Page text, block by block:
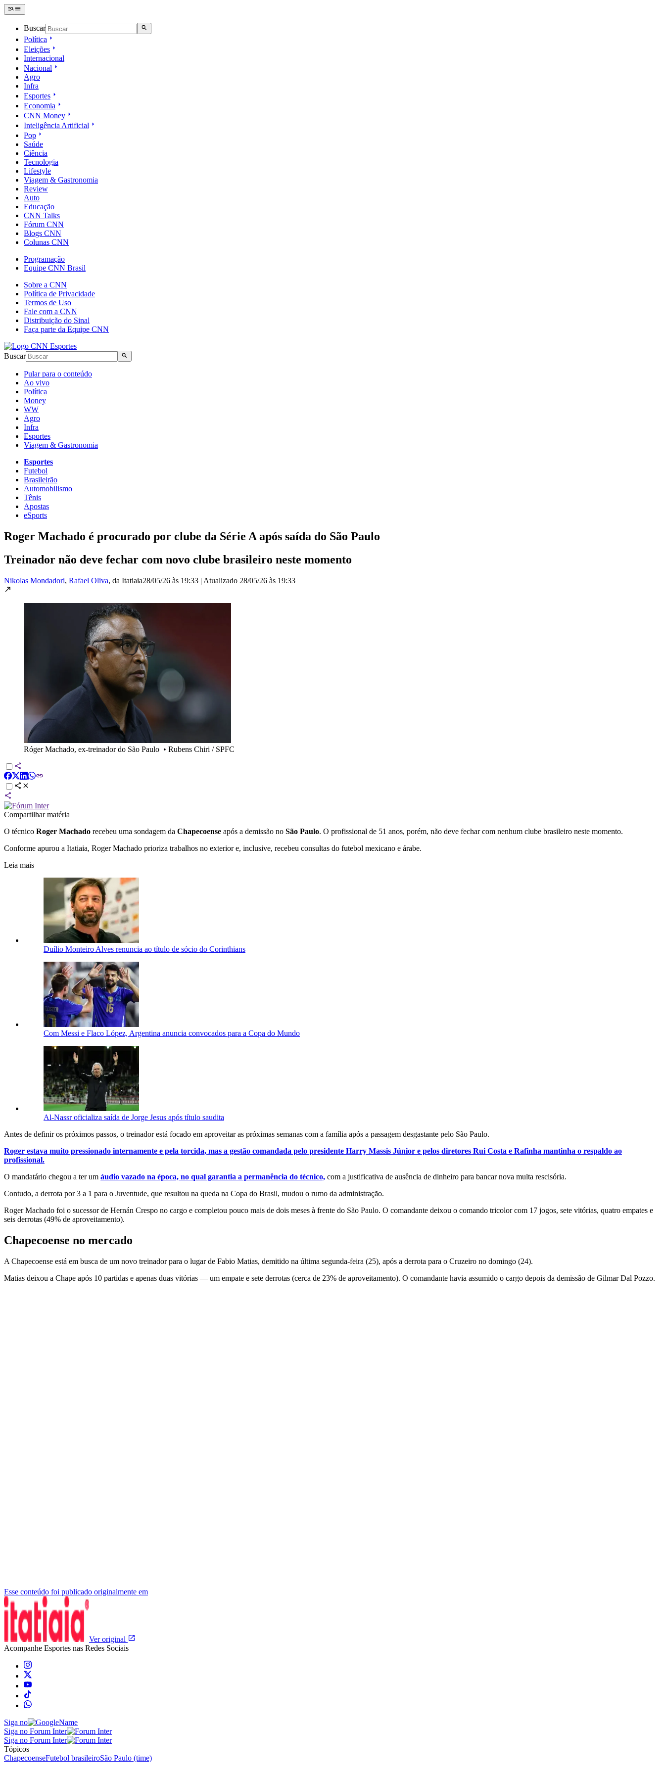
Buscar
Política
Eleições
Internacional
Nacional
Agro
Infra
Esportes
Economia
CNN Money
Inteligência Artificial
Pop
Saúde
Ciência
Tecnologia
Lifestyle
Viagem & Gastronomia
Review
Auto
Educação
CNN Talks
Fórum CNN
Blogs CNN
Colunas CNN
Programação
Equipe CNN Brasil
Sobre a CNN
Política de Privacidade
Termos de Uso
Fale com a CNN
Distribuição do Sinal
Faça parte da Equipe CNN
Buscar
Pular para o conteúdo
Ao vivo
Política
Money
WW
Agro
Infra
Esportes
Viagem & Gastronomia
Esportes
Futebol
Brasileirão
Automobilismo
Tênis
Apostas
eSports
Roger Machado é procurado por clube da Série A após saída do São Paulo
Treinador não deve fechar com novo clube brasileiro neste momento
Nikolas Mondadori, Rafael Oliva, da Itatiaia28/05/26 às 19:33 | Atualizado 28/05/26 às 19:33
Róger Machado, ex-treinador do São Paulo • Rubens Chiri / SPFC
Compartilhar matéria
O técnico Roger Machado recebeu uma sondagem da Chapecoense após a demissão no São Paulo. O profissional de 51 anos, porém, não deve fechar com nenhum clube brasileiro neste momento.
Conforme apurou a Itatiaia, Roger Machado prioriza trabalhos no exterior e, inclusive, recebeu consultas do futebol mexicano e árabe.
Leia mais
Duílio Monteiro Alves renuncia ao título de sócio do Corinthians
Com Messi e Flaco López, Argentina anuncia convocados para a Copa do Mundo
Al-Nassr oficializa saída de Jorge Jesus após título saudita
Antes de definir os próximos passos, o treinador está focado em aproveitar as próximas semanas com a família após a passagem desgastante pelo São Paulo.
Roger estava muito pressionado internamente e pela torcida, mas a gestão comandada pelo presidente Harry Massis Júnior e pelos diretores Rui Costa e Rafinha mantinha o respaldo ao
profissional.
O mandatário chegou a ter um áudio vazado na época, no qual garantia a permanência do técnico, com a justificativa de ausência de dinheiro para bancar nova multa rescisória.
Contudo, a derrota por 3 a 1 para o Juventude, que resultou na queda na Copa do Brasil, mudou o rumo da administração.
Roger Machado foi o sucessor de Hernán Crespo no cargo e completou pouco mais de dois meses à frente do São Paulo. O comandante deixou o comando tricolor com 17 jogos, sete vitórias, quatro empates e
seis derrotas (49% de aproveitamento).
Chapecoense no mercado
A Chapecoense está em busca de um novo treinador para o lugar de Fabio Matias, demitido na última segunda-feira (25), após a derrota para o Cruzeiro no domingo (24).
Matias deixou a Chape após 10 partidas e apenas duas vitórias — um empate e sete derrotas (cerca de 23% de aproveitamento). O comandante havia assumido o cargo depois da demissão de Gilmar Dal Pozzo.
Esse conteúdo foi publicado originalmente em
Ver original
Acompanhe Esportes nas Redes Sociais
Siga no
Siga no Forum Inter
Siga no Forum Inter
Tópicos
ChapecoenseFutebol brasileiroSão Paulo (time)